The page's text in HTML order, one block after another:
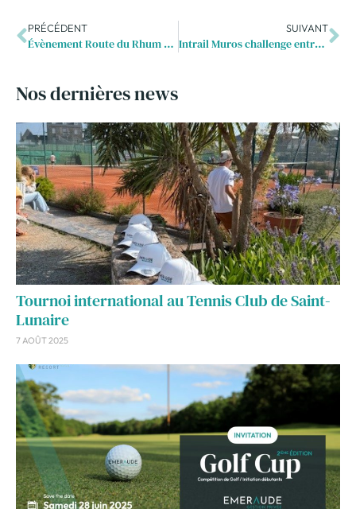
PRÉCÉDENT
Évènement Route du Rhum 2022
SUIVANT
Intrail Muros challenge entreprises
Nos dernières news
Tournoi international au Tennis Club de Saint-
Lunaire
7 AOÛT 2025